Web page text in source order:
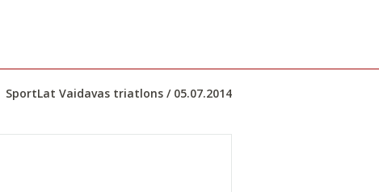
SportLat Vaidavas triatlons / 05.07.2014